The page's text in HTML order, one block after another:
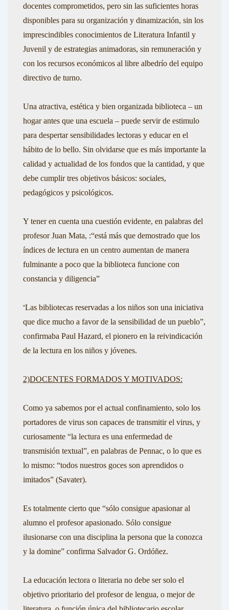
docentes comprometidos, pero sin las suficientes horas
disponibles para su organización y dinamización, sin los
imprescindibles conocimientos de Literatura Infantil y
Juvenil y de estrategias animadoras, sin remuneración y
con los recursos económicos al libre albedrío del equipo
directivo de turno.
Una atractiva, estética y bien organizada biblioteca – un
hogar antes que una escuela – puede servir de estimulo
para despertar sensibilidades lectoras y educar en el
hábito de lo bello. Sin olvidarse que es más importante la
calidad y actualidad de los fondos que la cantidad, y que
debe cumplir tres objetivos básicos: sociales,
pedagógicos y psicológicos.
Y tener en cuenta una cuestión evidente, en palabras del
profesorJuan Mata, :“está más que demostrado que los
índices de lectura en un centro aumentan de manera
fulminante a poco que la biblioteca funcione con
constancia y diligencia”
“Las bibliotecas reservadas a los niños son una iniciativa
que dice mucho a favor de la sensibilidad de un pueblo”,
confirmaba Paul Hazard, el pionero en la reivindicación
de la lectura en los niños y jóvenes.
2)DOCENTES FORMADOS Y MOTIVADOS:
Como ya sabemos por el actual confinamiento, solo los
portadores de virus son capaces de transmitir el virus, y
curiosamente “la lectura es una enfermedad de
transmisión textual”, en palabras de Pennac, o lo que es
lo mismo: “todos nuestros goces son aprendidos o
imitados” (Savater).
Es totalmente cierto que “sólo consigue apasionar al
alumno el profesor apasionado. Sólo consigue
ilusionarse con una disciplina la persona que la conozca
y la domine” confirma Salvador G. Ordóñez.
La educación lectora o literaria no debe ser solo el
objetivo prioritario del profesor de lengua, o mejor de